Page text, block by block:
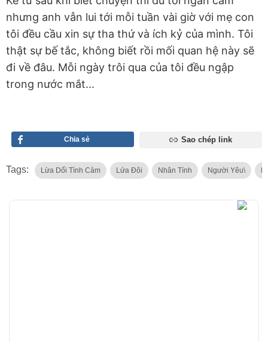
nhưng anh vẫn lui tới mỗi tuần vài giờ với mẹ con
tôi đều cầu xin sự tha thứ và ích kỷ của mình. Tôi
thật sự bế tắc, không biết rồi mối quan hệ này sẽ
đi về đâu. Mỗi ngày trôi qua của tôi đều ngập
trong nước mắt...
Chia sẻ Sao chép link
Tags: Lừa Dối Tình Cảm Lứa Đôi Nhân Tính Người Yêu\